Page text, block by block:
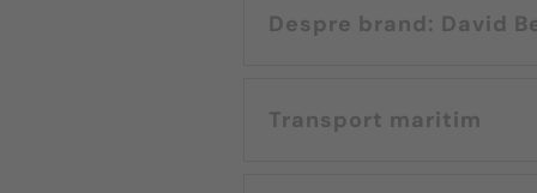
Despre brand:
Transport maritim